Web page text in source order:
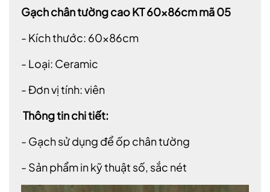
Gạch chân tường cao KT 60x86cm mã 05
- Kích thước: 60x86cm
- Loại: Ceramic
- Đơn vị tính: viên
Thông tin chi tiết:
- Gạch sử dụng để ốp chân tường
- Sản phẩm in kỹ thuật số, sắc nét